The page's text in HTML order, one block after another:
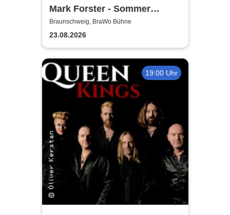
Mark Forster - Sommer
Shows 2026
Braunschweig, BraWo Bühne
23.08.2026
19:00 Uhr